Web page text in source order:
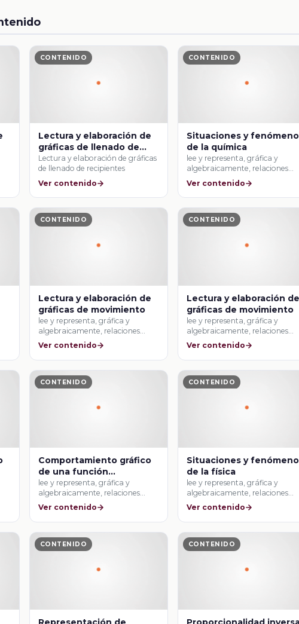
CONTENIDO
Lectura y elaboración de
gráficas de llenado de
recipientes
Lectura y elaboración de gráficas
de llenado de recipientes
Ver contenido
CONTENIDO
Situaciones y
de la química
lee y representa, gráfica y
algebraicamente, relaciones
lineales y cuadráticas.
Ver contenido
CONTENIDO
Lectura y elaboración de
gráficas de movimiento
lee y representa, gráfica y
algebraicamente, relaciones
lineales y cuadráticas.
Ver contenido
CONTENIDO
Lectura y elaboración de
gráficas de movimiento
lee y representa, gráfica y
algebraicamente, relaciones
lineales y cuadráticas.
Ver contenido
CONTENIDO
Comportamiento gráfico
de una función
cuadrática
lee y representa, gráfica y
algebraicamente, relaciones
lineales y cuadráticas.
Ver contenido
CONTENIDO
Situaciones y
de la física
lee y representa, gráfica y
algebraicamente, relaciones
lineales y cuadráticas.
Ver contenido
CONTENIDO CONTENIDO